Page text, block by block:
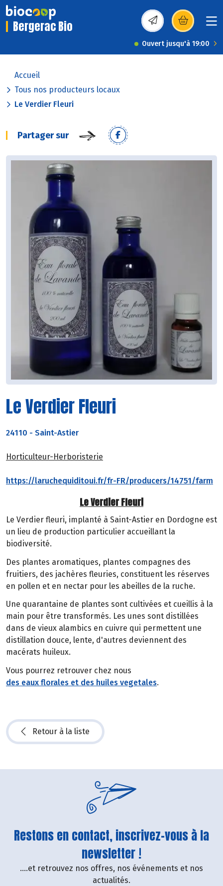
Bergerac Bio (s’ouvre dans une
Ouvert jusqu'à 19:00
Accueil
Tous nos producteurs locaux
Le Verdier Fleuri
Partager sur
Le Verdier Fleuri
24110 - Saint-Astier
Horticulteur-Herboristerie
https://laruchequiditoui.fr/fr-FR/producers/14751/farm
Le Verdier Fleuri
Le Verdier fleuri, implanté à Saint-Astier en Dordogne est
un lieu de production particulier accueillant la
biodiversité.
Des plantes aromatiques, plantes compagnes des
fruitiers, des jachères fleuries, constituent les réserves
en pollen et en nectar pour les abeilles de la ruche.
Une quarantaine de plantes sont cultivées et cueillis à la
main pour être transformés. Les unes sont distillées
dans de vieux alambics en cuivre qui permettent une
distillation douce, lente, d'autres deviennent des
macérats huileux.
Vous pourrez retrouver chez nous
des eaux florales et des huiles vegetales.
Retour à la liste
Restons en contact, inscrivez-vous à la
newsletter !
....et retrouvez nos offres, nos événements et nos
actualités.